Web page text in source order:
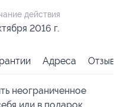
действия
2016 г.
Адреса Отзывы
неограниченное
или в подарок.